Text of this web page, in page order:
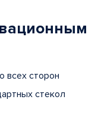
всех сторон
стекол